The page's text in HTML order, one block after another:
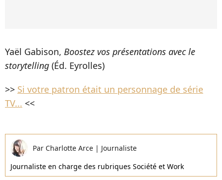
Yaël Gabison, Boostez vos présentations avec le
storytelling (Éd. Eyrolles)
>> Si votre patron était un personnage de série
TV... <<
Par Charlotte Arce | Journaliste
Journaliste en charge des rubriques Société et Work